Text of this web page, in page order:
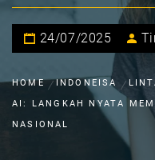
24/07/2025
HOME INDONEISA
AI: LANGKAH NYATA
NASIONAL